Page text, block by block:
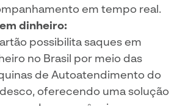
em tempo real.
dinheiro:
possibilita saques em
no Brasil por meio das
de Autoatendimento do
oferecendo uma solução